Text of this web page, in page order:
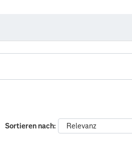
Sortieren nach